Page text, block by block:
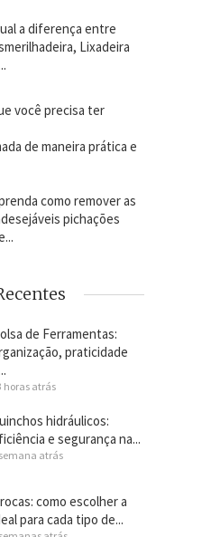
a diferença entre
Lixadeira
você precisa ter
de maneira prática e
como remover as
pichações
de Ferramentas:
praticidade
horas atrás
hidráulicos:
e segurança na...
atrás
como escolher a
para cada tipo de...